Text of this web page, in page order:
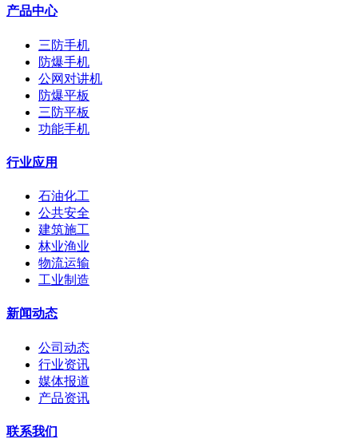
产品中心
三防手机
防爆手机
公网对讲机
防爆平板
三防平板
功能手机
行业应用
石油化工
公共安全
建筑施工
林业渔业
物流运输
工业制造
新闻动态
公司动态
行业资讯
媒体报道
产品资讯
联系我们